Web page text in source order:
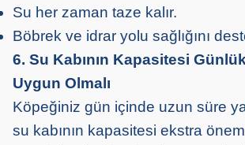
Su her zaman taze kalır.
Böbrek ve idrar yolu sağlığını
6. Su Kabının Kapasitesi
Uygun Olmalı
Köpeğiniz gün içinde uzun süre
su kabının kapasitesi ekstra